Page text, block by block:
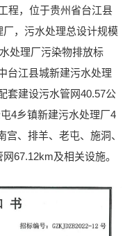
，位于贵州省台江县
，污水处理总设计规模
处理厂污染物排放标
台江县城新建污水处理
套建设污水管网40.57公
4乡镇新建污水处理厂4
宫、排羊、老屯、施洞、
67.12km及相关设施。